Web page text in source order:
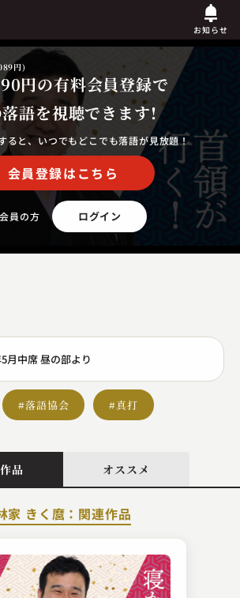
お知らせ
円
円)
の有料会員登録で
語を視聴できます!
ると、いつでもどこでも落語が見放題！
会員登録はこちら
員の方 ログイン
月中席 昼の部より
#落語協会 #真打
品 オススメ
家 きく麿：関連作品